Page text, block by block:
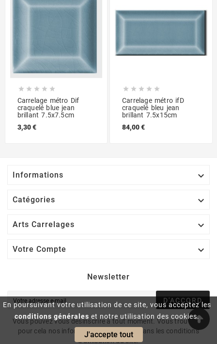
En poursuivant votre utilisation de ce site, vous acceptez les
conditions générales et notre utilisation des cookies.
J'accepte tout
    
Carrelage métro Dif
craquelé blue jean
brillant 7.5x7.5cm
3,30 €
    
Carrelage métro ifD
craquelé bleu jean
brillant 7.5x15cm
84,00 €
Informations 
Catégories 
Arts Carrelages 
Votre Compte 
Newsletter
D'ACCORD
Vous pouvez vous désinscrire à tout moment. Vous trouverez
pour cela nos informations de contact dans les conditions
d'utilisation du site.